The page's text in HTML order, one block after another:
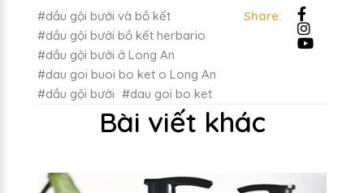
#dầu gội bưởi và bồ kết
#dầu gội bưởi bồ kết herbario
#dầu gội bưởi ở Long An
#dau goi buoi bo ket o Long An
#dầu gội bưởi #dau goi bo ket
Share:
Bài viết khác